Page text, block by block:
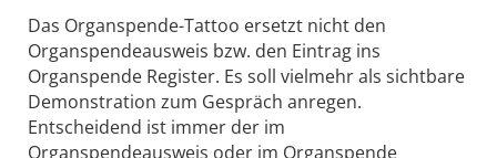
Das Organspende-Tattoo ersetzt nicht den
Organspendeausweis bzw. den Eintrag ins
Organspende Register. Es soll vielmehr als sichtbare
Demonstration zum Gespräch anregen.
Entscheidend ist immer der im
Organspendeausweis oder im Organspende